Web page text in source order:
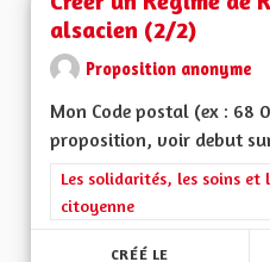
alsacien (2/2)
Proposition anonyme
Mon Code postal (ex : 68
proposition, voir debut sur
Filtrer les résultats de la
Les solidarités, les soins
citoyenne
CRÉÉ LE